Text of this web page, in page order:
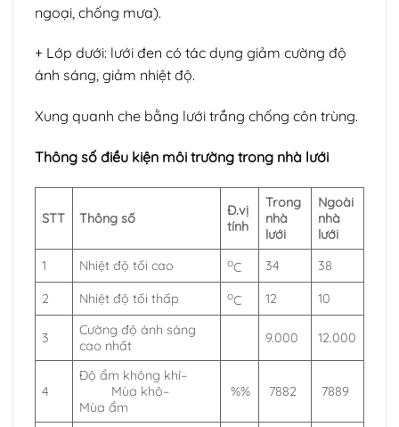
ngoại, chống mưa).
+ Lớp dưới: lưới đen có tác dụng giảm cường độ
ánh sáng, giảm nhiệt độ.
Xung quanh che bằng lưới trắng chống côn trùng.
Thông số điều kiện môi trường trong nhà lưới
STT Thông số
Đ.vị
tính
Trong
nhà
lưới
Ngoài
nhà
lưới
1
Nhiệt độ tối cao oC 34 38
2 Nhiệt độ tối thấp oC 12 10
3
Cường độ ánh sáng
cao nhất
9.000 12.000
4
Độ ẩm không khí–
Mùa khô–
Mùa ẩm
%% 7882 7889